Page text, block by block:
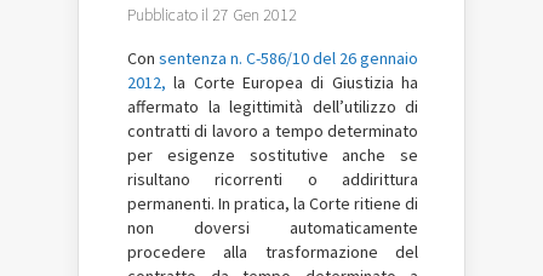
Pubblicato il 27 Gen 2012
Con sentenza n. C-586/10 del 26 gennaio
2012, la Corte Europea di Giustizia ha
affermato la legittimità dell’utilizzo di
contratti di lavoro a tempo determinato
per esigenze sostitutive anche se
risultano ricorrenti o addirittura
permanenti. In pratica, la Corte ritiene di
non doversi automaticamente
procedere alla trasformazione del